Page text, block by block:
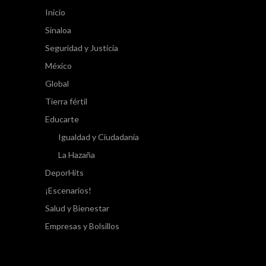
Inicio
Sinaloa
Seguridad y Justicia
México
Global
Tierra fértil
Educarte
Igualdad y Ciudadanía
La Hazaña
DeporHits
¡Escenarios!
Salud y Bienestar
Empresas y Bolsillos